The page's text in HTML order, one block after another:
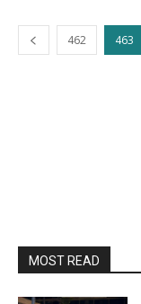
462 463
of
latter
part
MOST READ